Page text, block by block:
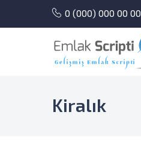
0 (000) 000 00 00
Kiralık